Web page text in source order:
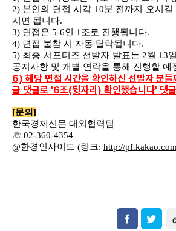
2) 본인의 면접 시각 10분 전까지 오시길
시면 됩니다.
3) 면접은 5-6인 1조로 진행됩니다.
4) 면접 불참 시 자동 탈락됩니다.
5) 최종 서포터즈 선발자 발표는 2월 13
공지사항 및 개별 연락을 통해 진행할 예
6) 해당 면접 시간을 확인하신 선발자 분
글 댓글로 '6조(뒷자리) 확인했습니다' 댓
[문의]
한국경제신문 대외협력팀
☏ 02-360-4354
@한경인사이드 (링크: http://